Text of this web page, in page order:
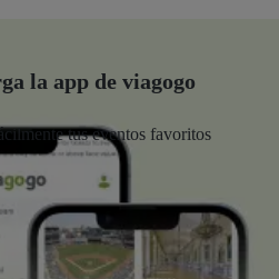
la app de viagogo
tus eventos favoritos